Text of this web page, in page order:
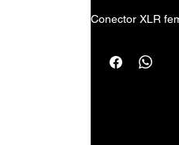
Conector XLR